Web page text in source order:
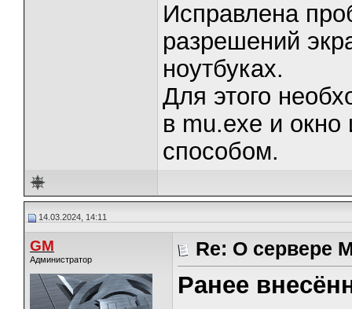
Исправлена
разрешений
ноутбуках.
Для этого
в mu.exe и окно
способом.
14.03.2024, 14:11
GM
Администратор Re: О сервере
Ранее